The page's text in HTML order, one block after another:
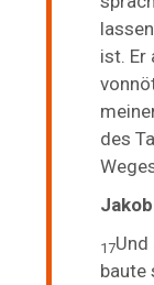
ist. Er
des
17
baute